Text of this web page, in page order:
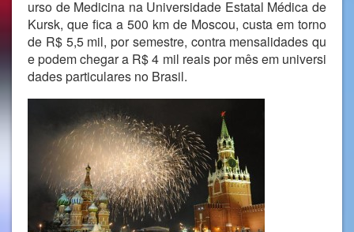
urso de Medicina na Universidade Estatal Médica de
Kursk, que fica a 500 km de Moscou, custa em torno
de R$ 5,5 mil, por semestre, contra mensalidades qu
e podem chegar a R$ 4 mil reais por mês em universi
dades particulares no Brasil.